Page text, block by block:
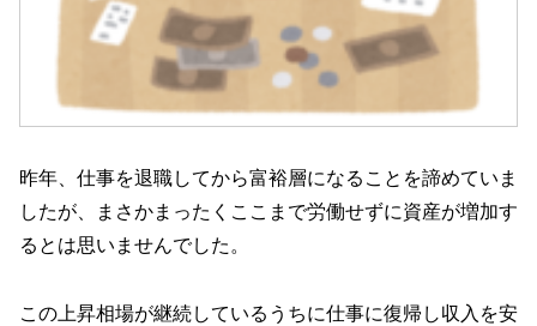
昨年、仕事を退職してから富裕層になることを諦めていま
したが、まさかまったくここまで労働せずに資産が増加す
るとは思いませんでした。
この上昇相場が継続しているうちに仕事に復帰し収入を安